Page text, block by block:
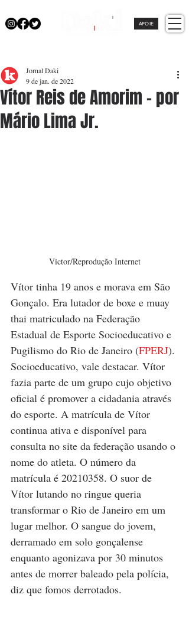
APOIE
Vítor Reis de Amorim - por
Mário Lima Jr.
Jornal Daki
9 de jan. de 2022
Victor/Reprodução Internet
Vítor tinha 19 anos e morava em São
Gonçalo. Era lutador de boxe e muay
thai matriculado na Federação
Estadual de Esporte Socioeducativo e
Pugilismo do Rio de Janeiro (FPERJ).
Socioeducativo, vale destacar. Vítor
fazia parte de um grupo cujo objetivo
oficial é promover a cidadania através
do esporte. A matrícula de Vítor
continua ativa e disponível para
consulta no site da federação usando o
nome do atleta. O número da
matrícula é 20210358. O suor de
Vítor lutando no ringue queria
transformar o Rio de Janeiro em um
lugar melhor. O sangue do jovem,
derramado em solo gonçalense
enquanto agonizava por 30 minutos
antes de morrer baleado pela polícia,
diz que fomos derrotados.